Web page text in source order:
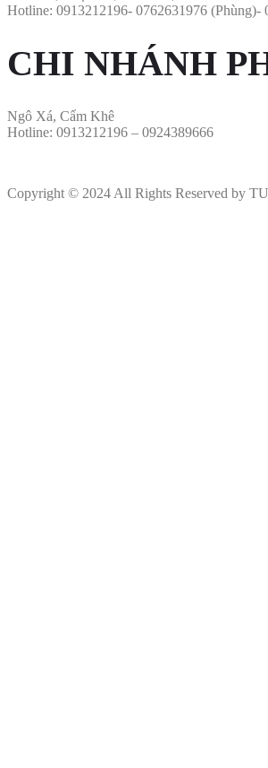
Hotline: 0913212196- 0762631976 (Phùng)-
CHI NHÁNH
Ngô Xá, Cẩm Khê
Hotline: 0913212196 – 0924389666
Copyright © 2024 All Rights Reserved by